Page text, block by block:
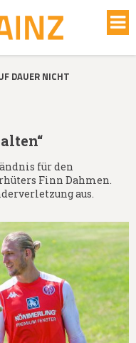
DAUER NICHT
für den
Finn Dahmen.
aus.